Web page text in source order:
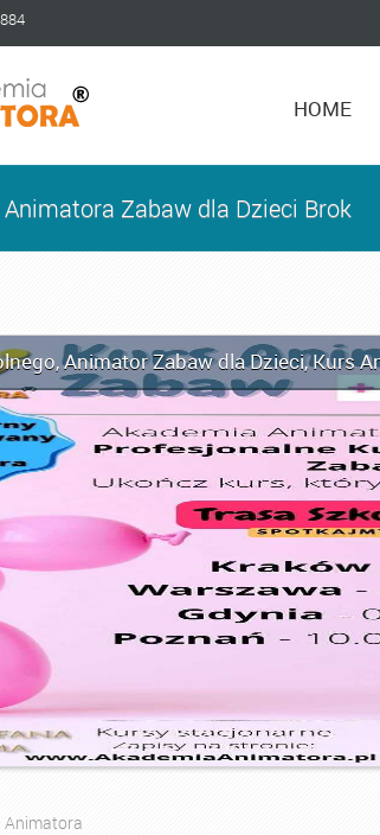
HOME
Zabaw dla Dzieci Brok
,Animator Zabaw dla Dzieci,Kurs
Animatora